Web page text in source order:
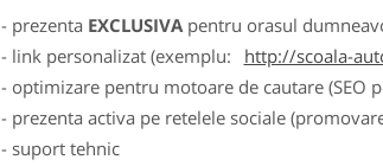
- prezenta EXCLUSIVApentru orasul
- link personalizat (exemplu:
http://scoala-
- optimizare pentru motoare de cautare (SEO
- prezenta activa pe retelele sociale
- suport tehnic